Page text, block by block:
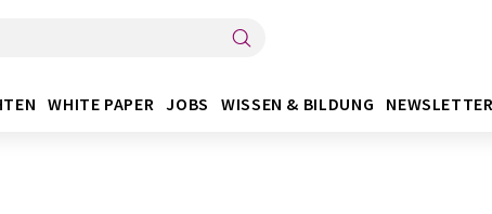
WHITE PAPER JOBS WISSEN & BILDUNG NEWSLETTER